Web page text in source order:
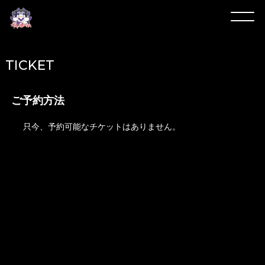
TICKET
ご予約方法
只今、予約可能なチケットはありません。